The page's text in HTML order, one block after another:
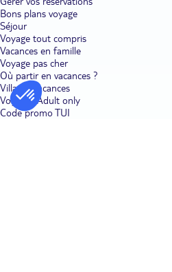
emmenant choisir des cadeaux pour
d'Essaouira et de Marrakech. En
cadre de choix pour une promenade
parcourez l'agréable croisette
Votre hôtel ou votre club sait satisfaire
massage oriental en duo, une
encore un enveloppement délassant
Goûter à la gastronomie et à l'art
Bons plans voyage
Séjour
Voyage tout compris
Vacances en famille
Voyage pas cher
Où partir en vacances ?
Villages vacances
Voyages Adult only
Code promo TUI